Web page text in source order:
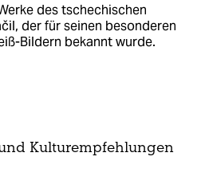
des tschechischen
der für seinen besonderen
Bildern bekannt wurde.
Kulturempfehlungen